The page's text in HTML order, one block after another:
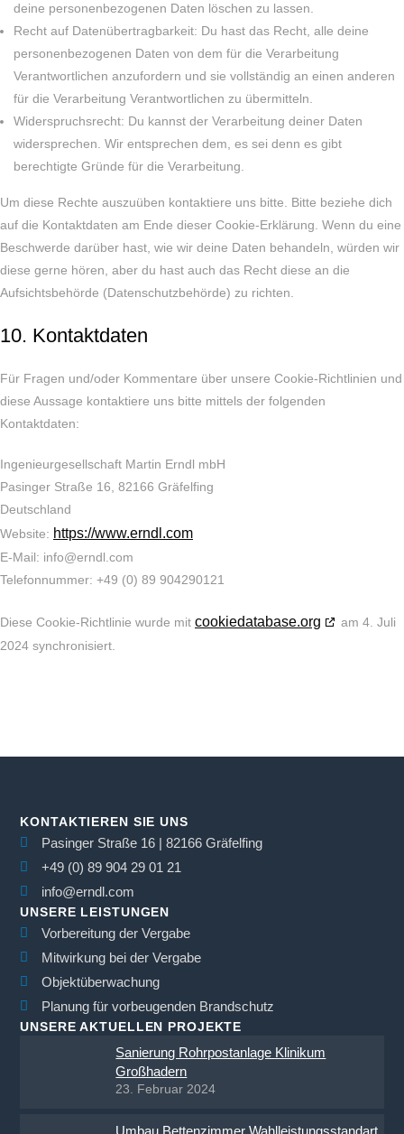
deine personenbezogenen Daten löschen zu lassen.
Recht auf Datenübertragbarkeit: Du hast das Recht, alle deine
personenbezogenen Daten von dem für die Verarbeitung
Verantwortlichen anzufordern und sie vollständig an einen anderen
für die Verarbeitung Verantwortlichen zu übermitteln.
Widerspruchsrecht: Du kannst der Verarbeitung deiner Daten
widersprechen. Wir entsprechen dem, es sei denn es gibt
berechtigte Gründe für die Verarbeitung.
Um diese Rechte auszuüben kontaktiere uns bitte. Bitte beziehe dich
auf die Kontaktdaten am Ende dieser Cookie-Erklärung. Wenn du eine
Beschwerde darüber hast, wie wir deine Daten behandeln, würden wir
diese gerne hören, aber du hast auch das Recht diese an die
Aufsichtsbehörde (Datenschutzbehörde) zu richten.
10. Kontaktdaten
Für Fragen und/oder Kommentare über unsere Cookie-Richtlinien und
diese Aussage kontaktiere uns bitte mittels der folgenden
Kontaktdaten:
Ingenieurgesellschaft Martin Erndl mbH
Pasinger Straße 16, 82166 Gräfelfing
Deutschland
Website: https://www.erndl.com
E-Mail: info@erndl.com
Telefonnummer: +49 (0) 89 904290121
Diese Cookie-Richtlinie wurde mit cookiedatabase.org
am 4. Juli
2024 synchronisiert.
KONTAKTIEREN SIE UNS
Pasinger Straße 16 | 82166 Gräfelfing
+49 (0) 89 904 29 01 21
info@erndl.com
UNSERE LEISTUNGEN
Vorbereitung der Vergabe
Mitwirkung bei der Vergabe
Objektüberwachung
Planung für vorbeugenden Brandschutz
UNSERE AKTUELLEN PROJEKTE
Sanierung Rohrpostanlage Klinikum
Großhadern
23. Februar 2024
Umbau Bettenzimmer Wahlleistungsstandart